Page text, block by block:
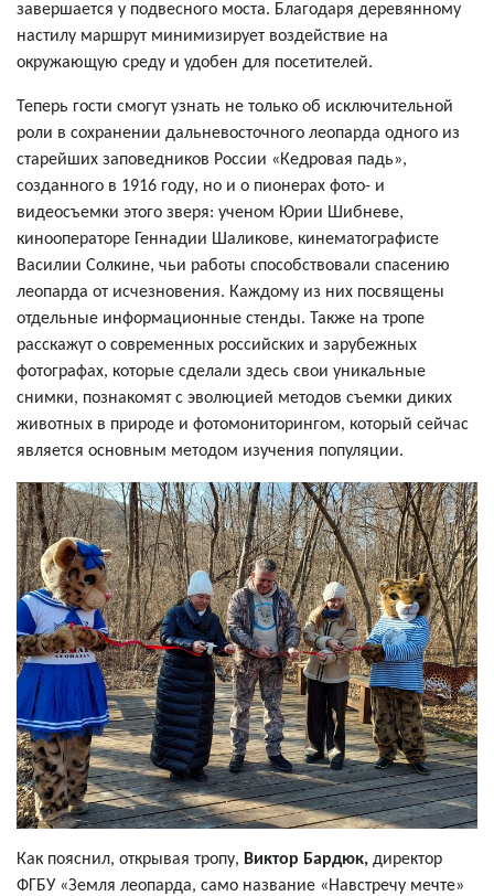
завершается у подвесного моста. Благодаря деревянному
настилу маршрут минимизирует воздействие на
окружающую среду и удобен для посетителей.
Теперь гости смогут узнать не только об исключительной
роли в сохранении дальневосточного леопарда одного из
старейших заповедников России «Кедровая падь»,
созданного в 1916 году, но и о пионерах фото- и
видеосъемки этого зверя: ученом Юрии Шибневе,
кинооператоре Геннадии Шаликове, кинематографисте
Василии Солкине, чьи работы способствовали спасению
леопарда от исчезновения. Каждому из них посвящены
отдельные информационные стенды. Также на тропе
расскажут о современных российских и зарубежных
фотографах, которые сделали здесь свои уникальные
снимки, познакомят с эволюцией методов съемки диких
животных в природе и фотомониторингом, который сейчас
является основным методом изучения популяции.
Как пояснил, открывая тропу, Виктор Бардюк, директор
ФГБУ «Земля леопарда, само название «Навстречу мечте»